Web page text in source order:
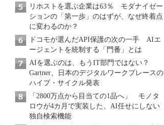
リホストを選ぶ企業は63％ モダナイゼー
ションの「第一歩」のはずが、なぜ終着点
に変わるのか？
ドコモが選んだAPI保護の次の一手 AIエ
ージェントを統制する「門番」とは
AIを選ぶのは、もうIT部門ではない？
Gartner、日本のデジタルワークプレースの
ハイプ・サイクル発表
「2800万点から目当ての1品へ」 モノタ
ロウが4カ月で実装した、AI任せにしない
独自検索機能